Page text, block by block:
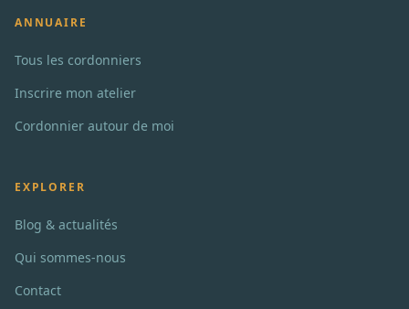
ANNUAIRE
Tous les cordonniers
Inscrire mon atelier
Cordonnier autour de moi
EXPLORER
Blog & actualités
Qui sommes-nous
Contact